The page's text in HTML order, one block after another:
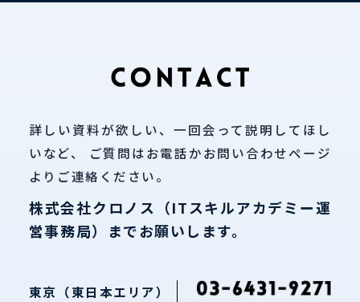
詳しい資料が欲しい、一回会って説明してほし
いなど、
ご質問はお電話かお問い合わせページ
よりご連絡ください。
株式会社クロノス（ITスキルアカデミー運
営事務局）までお願いします。
東京（東日本エリア）